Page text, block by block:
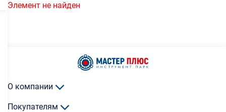
Элемент не найден
О компании
Покупателям